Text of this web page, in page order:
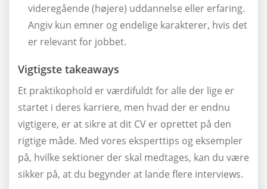
videregående (højere) uddannelse eller erfaring.
Angiv kun emner og endelige karakterer, hvis det
er relevant for jobbet.
Vigtigste takeaways
Et praktikophold er værdifuldt for alle der lige er
startet i deres karriere, men hvad der er endnu
vigtigere, er at sikre at dit CV er oprettet på den
rigtige måde. Med vores eksperttips og eksempler
på, hvilke sektioner der skal medtages, kan du være
sikker på, at du begynder at lande flere interviews.